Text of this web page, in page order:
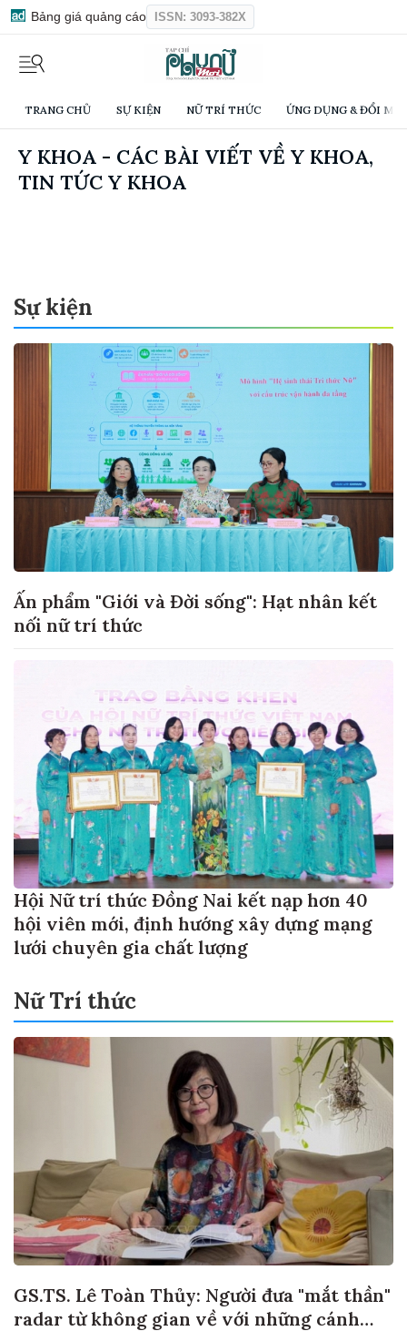
Bảng giá quảng cáo ISSN: 3093-382X
TRANG CHỦ SỰ KIỆN NỮ TRÍ THỨC ỨNG DỤNG & ĐỔI
Y KHOA - CÁC BÀI VIẾT VỀ Y KHOA,
TIN TỨC Y KHOA
Sự kiện
Ấn phẩm "Giới và Đời sống": Hạt nhân kết
nối nữ trí thức
Hội Nữ trí thức Đồng Nai kết nạp hơn 40
hội viên mới, định hướng xây dựng mạng
lưới chuyên gia chất lượng
Nữ Trí thức
GS.TS. Lê Toàn Thủy: Người đưa "mắt thần"
radar từ không gian về với những cánh